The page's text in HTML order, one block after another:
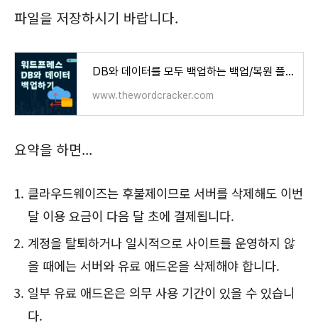
파일을 저장하시기 바랍니다.
DB와 데이터를 모두 백업하는 백업/복원 플러그인 - UpdraftPlus WordPress Backup Plugin - 워드프레스 정보
www.thewordcracker.com
요약을 하면...
클라우드웨이즈는 후불제이므로 서버를 삭제해도 이번
달 이용 요금이 다음 달 초에 결제됩니다.
계정을 탈퇴하거나 일시적으로 사이트를 운영하지 않
을 때에는 서버와 유료 애드온을 삭제해야 합니다.
일부 유료 애드온은 의무 사용 기간이 있을 수 있습니
다.